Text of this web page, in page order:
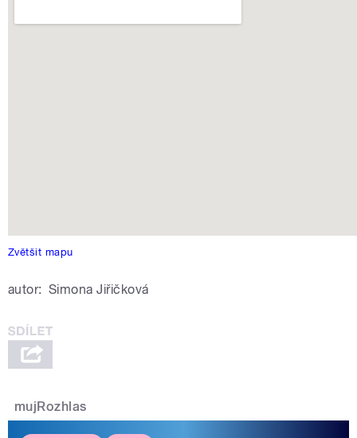
Zvětšit mapu
autor: Simona Jiřičková
mujRozhlas